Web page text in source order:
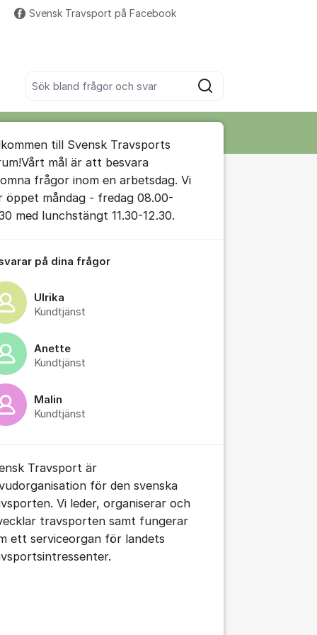
Sök
Svensk Travsport på FacebookFler supportlänkar
kommentaren
för inlägg/kommentar
för inlägg/kommentar
för inlägg/kommentar
till Svensk Travsports
mål är att besvara
frågor inom en arbetsdag. Vi
öppet måndag - fredag 08.00-
med lunchstängt 11.30-12.30.
på dina frågor
Ulrika
Kundtjänst
Anette
Kundtjänst
Malin
Kundtjänst
Travsport är
för den svenska
Vi leder, organiserar och
travsporten samt fungerar
ett serviceorgan för landets